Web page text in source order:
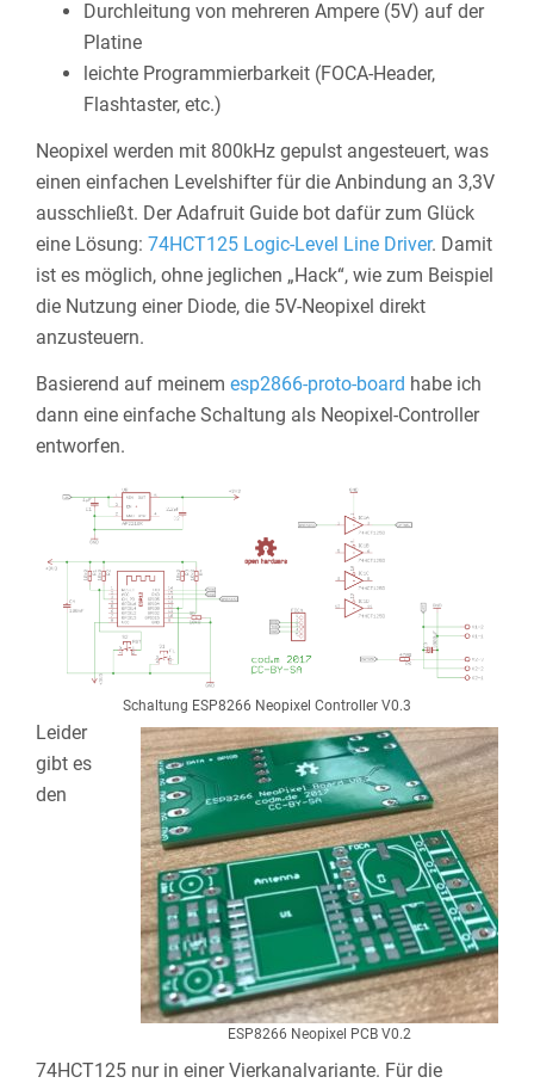
Durchleitung von mehreren Ampere (5V) auf der
Platine
leichte Programmierbarkeit (FOCA-Header,
Flashtaster, etc.)
Neopixel werden mit 800kHz gepulst angesteuert, was
einen einfachen Levelshifter für die Anbindung an 3,3V
ausschließt. Der Adafruit Guide bot dafür zum Glück
eine Lösung: 74HCT125 Logic-Level Line Driver. Damit
ist es möglich, ohne jeglichen „Hack“, wie zum Beispiel
die Nutzung einer Diode, die 5V-Neopixel direkt
anzusteuern.
Basierend auf meinem esp2866-proto-board habe ich
dann eine einfache Schaltung als Neopixel-Controller
entworfen.
Schaltung ESP8266 Neopixel Controller V0.3
ESP8266 Neopixel PCB V0.2
Leider
gibt es
den
74HCT125 nur in einer Vierkanalvariante. Für die